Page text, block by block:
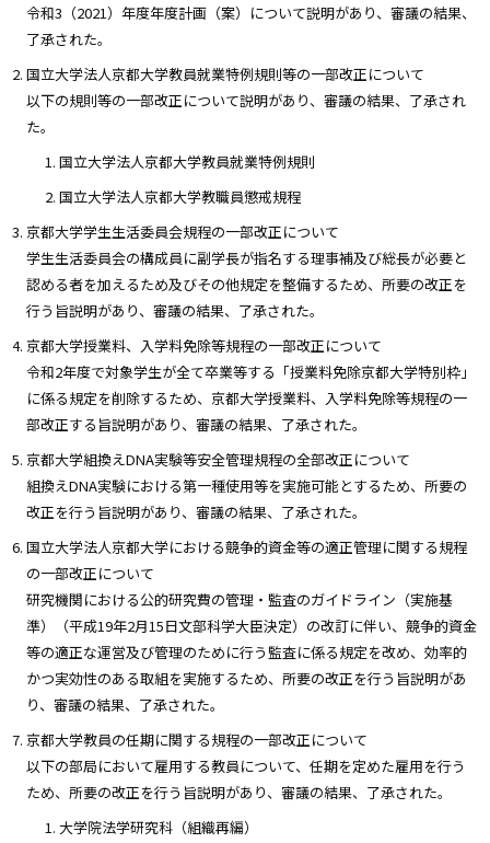
令和3（2021）年度年度計画（案）について説明があり、審議の結果、
了承された。
国立大学法人京都大学教員就業特例規則等の一部改正について
以下の規則等の一部改正について説明があり、審議の結果、了承され
た。
国立大学法人京都大学教員就業特例規則
国立大学法人京都大学教職員懲戒規程
京都大学学生生活委員会規程の一部改正について
学生生活委員会の構成員に副学長が指名する理事補及び総長が必要と
認める者を加えるため及びその他規定を整備するため、所要の改正を
行う旨説明があり、審議の結果、了承された。
京都大学授業料、入学料免除等規程の一部改正について
令和2年度で対象学生が全て卒業等する「授業料免除京都大学特別枠」
に係る規定を削除するため、京都大学授業料、入学料免除等規程の一
部改正する旨説明があり、審議の結果、了承された。
京都大学組換えDNA実験等安全管理規程の全部改正について
組換えDNA実験における第一種使用等を実施可能とするため、所要の
改正を行う旨説明があり、審議の結果、了承された。
国立大学法人京都大学における競争的資金等の適正管理に関する規程
の一部改正について
研究機関における公的研究費の管理・監査のガイドライン（実施基
準）（平成19年2月15日文部科学大臣決定）の改訂に伴い、競争的資金
等の適正な運営及び管理のために行う監査に係る規定を改め、効率的
かつ実効性のある取組を実施するため、所要の改正を行う旨説明があ
り、審議の結果、了承された。
京都大学教員の任期に関する規程の一部改正について
以下の部局において雇用する教員について、任期を定めた雇用を行う
ため、所要の改正を行う旨説明があり、審議の結果、了承された。
大学院法学研究科（組織再編）